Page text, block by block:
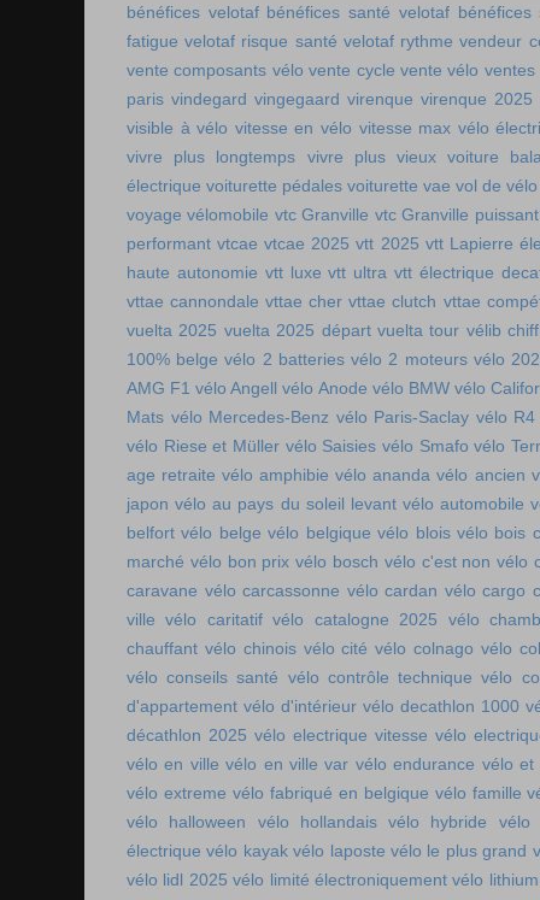
bénéfices velotaf bénéfices santé velotaf
fatigue velotaf risque santé velotaf rythme vendeur
vente composants vélo vente cycle vente vélo ventes
paris vindegard vingegaard virenque virenque 2025
visible à vélo vitesse en vélo vitesse max vélo
vivre plus longtemps
vivre plus vieux voiture
électrique voiturette pédales voiturette vae vol de
voyage vélomobile vtc Granville vtc Granville puissant
performant vtcae vtcae 2025 vtt 2025 vtt Lapierre
haute autonomie vtt luxe vtt ultra vtt électrique
vttae cannondale vttae cher vttae clutch vttae
vuelta 2025 vuelta 2025 départ vuelta tour vélib
100% belge vélo 2 batteries vélo 2 moteurs vélo
AMG F1 vélo Angell vélo Anode vélo BMW vélo
Mats vélo Mercedes-Benz vélo Paris-Saclay vélo R4
vélo Riese et Müller vélo Saisies vélo Smafo vélo
age retraite vélo amphibie vélo ananda vélo ancien
japon vélo au pays du soleil levant vélo automobile
belfort vélo belge vélo belgique vélo blois vélo bois
marché vélo bon prix vélo bosch vélo c'est non vélo
caravane vélo carcassonne vélo cardan vélo cargo
ville vélo caritatif vélo catalogne 2025
vélo
chauffant vélo chinois vélo cité vélo colnago vélo
vélo conseils santé vélo contrôle technique vélo
d'appartement vélo d'intérieur vélo decathlon 1000
décathlon 2025 vélo electrique vitesse vélo
vélo en ville vélo en ville var vélo endurance vélo et
vélo extreme vélo fabriqué en belgique vélo famille
vélo halloween
vélo hollandais vélo hybride
vélo
électrique vélo kayak vélo laposte vélo le plus grand
vélo lidl 2025 vélo limité électroniquement vélo lithium